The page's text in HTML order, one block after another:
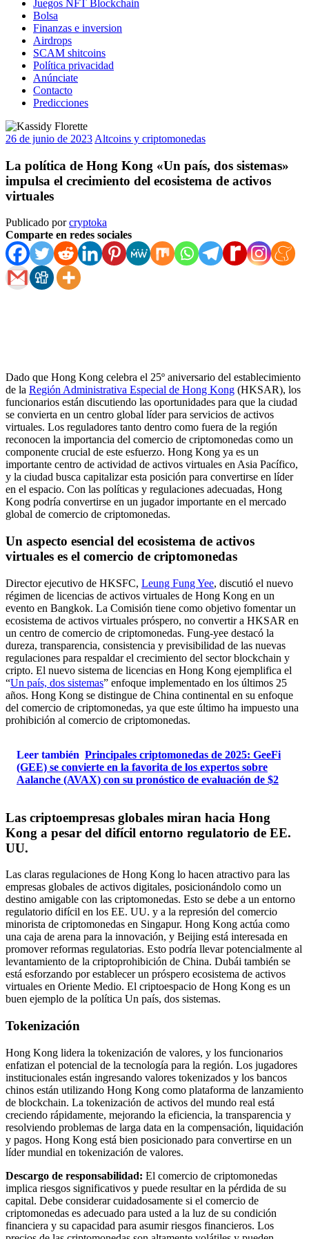
Juegos NFT Blockchain
Bolsa
Finanzas e inversion
Airdrops
SCAM shitcoins
Política privacidad
Anúnciate
Contacto
Predicciones
26 de junio de 2023 Altcoins y criptomonedas
La política de Hong Kong «Un país, dos sistemas»
impulsa el crecimiento del ecosistema de activos
virtuales
Publicado porcryptoka
Comparte en redes sociales
Dado que Hong Kong celebra el 25º aniversario del establecimiento
de la Región Administrativa Especial de Hong Kong (HKSAR), los
funcionarios están discutiendo las oportunidades para que la ciudad
se convierta en un centro global líder para servicios de activos
virtuales. Los reguladores tanto dentro como fuera de la región
reconocen la importancia del comercio de criptomonedas como un
componente crucial de este esfuerzo. Hong Kong ya es un
importante centro de actividad de activos virtuales en Asia Pacífico,
y la ciudad busca capitalizar esta posición para convertirse en líder
en el espacio. Con las políticas y regulaciones adecuadas, Hong
Kong podría convertirse en un jugador importante en el mercado
global de comercio de criptomonedas.
Un aspecto esencial del ecosistema de activos
virtuales es el comercio de criptomonedas
Director ejecutivo de HKSFC, Leung Fung Yee, discutió el nuevo
régimen de licencias de activos virtuales de Hong Kong en un
evento en Bangkok. La Comisión tiene como objetivo fomentar un
ecosistema de activos virtuales próspero, no convertir a HKSAR en
un centro de comercio de criptomonedas. Fung-yee destacó la
dureza, transparencia, consistencia y previsibilidad de las nuevas
regulaciones para respaldar el crecimiento del sector blockchain y
cripto. El nuevo sistema de licencias en Hong Kong ejemplifica el
“Un país, dos sistemas” enfoque implementado en los últimos 25
años. Hong Kong se distingue de China continental en su enfoque
del comercio de criptomonedas, ya que este último ha impuesto una
prohibición al comercio de criptomonedas.
Leer también Principales criptomonedas de 2025: GeeFi
(GEE) se convierte en la favorita de los expertos sobre
Aalanche (AVAX) con su pronóstico de evaluación de $2
Las criptoempresas globales miran hacia Hong
Kong a pesar del difícil entorno regulatorio de EE.
UU.
Las claras regulaciones de Hong Kong lo hacen atractivo para las
empresas globales de activos digitales, posicionándolo como un
destino amigable con las criptomonedas. Esto se debe a un entorno
regulatorio difícil en los EE. UU. y a la represión del comercio
minorista de criptomonedas en Singapur. Hong Kong actúa como
una caja de arena para la innovación, y Beijing está interesada en
promover reformas regulatorias. Esto podría llevar potencialmente al
levantamiento de la criptoprohibición de China. Dubái también se
está esforzando por establecer un próspero ecosistema de activos
virtuales en Oriente Medio. El criptoespacio de Hong Kong es un
buen ejemplo de la política Un país, dos sistemas.
Tokenización
Hong Kong lidera la tokenización de valores, y los funcionarios
enfatizan el potencial de la tecnología para la región. Los jugadores
institucionales están ingresando valores tokenizados y los bancos
chinos están utilizando Hong Kong como plataforma de lanzamiento
de blockchain. La tokenización de activos del mundo real está
creciendo rápidamente, mejorando la eficiencia, la transparencia y
resolviendo problemas de larga data en la compensación, liquidación
y pagos. Hong Kong está bien posicionado para convertirse en un
líder mundial en tokenización de valores.
Descargo de responsabilidad: El comercio de criptomonedas
implica riesgos significativos y puede resultar en la pérdida de su
capital. Debe considerar cuidadosamente si el comercio de
criptomonedas es adecuado para usted a la luz de su condición
financiera y su capacidad para asumir riesgos financieros. Los